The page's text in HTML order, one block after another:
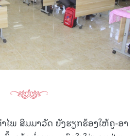
ໄພ ສິມມາວັດ ຍັງຮຽກຮ້ອງໃຫ້ຄູ-ອາ